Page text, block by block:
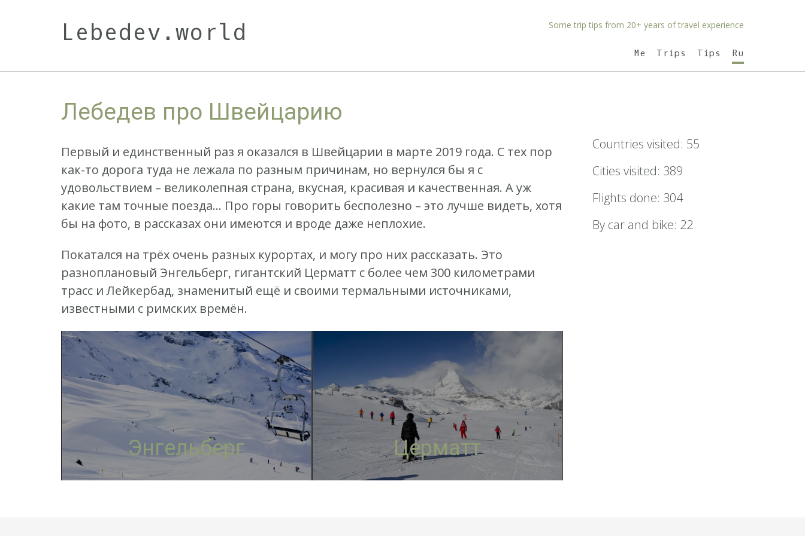
Lebedev.world Some trip tips from 20+ years of travel experience
Me Trips Tips Ru
Лебедев про Швейцарию
Первый и единственный раз я оказался в Швейцарии в марте 2019 года. С тех пор
как-то дорога туда не лежала по разным причинам, но вернулся бы я с
удовольствием – великолепная страна, вкусная, красивая и качественная. А уж
какие там точные поезда… Про горы говорить бесполезно – это лучше видеть, хотя
бы на фото, в рассказах они имеются и вроде даже неплохие.
Покатался на трёх очень разных курортах, и могу про них рассказать. Это
разноплановый Энгельберг, гигантский Церматт с более чем 300 километрами
трасс и Лейкербад, знаменитый ещё и своими термальными источниками,
известными с римских времён.
Энгельберг Церматт
Countries visited: 55
Cities visited: 389
Flights done: 304
By car and bike: 22